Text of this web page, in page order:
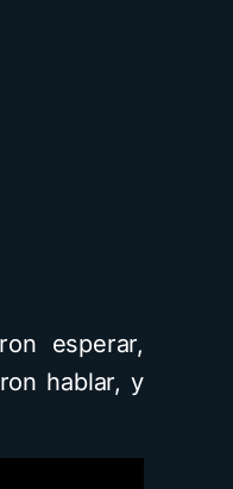
esperar,
hablar, y